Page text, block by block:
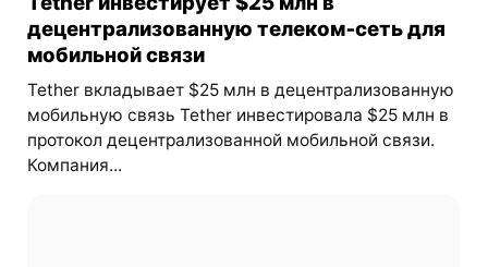
децентрализованную телеком‑сеть для
мобильной связи
Tether вкладывает $25 млн в децентрализованную
мобильную связь Tether инвестировала $25 млн в
протокол децентрализованной мобильной связи.
Компания...